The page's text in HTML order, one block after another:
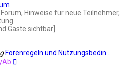
Hinweise für neue Teilnehmer,
Gäste sichtbar]
Forenregeln und Nutzungsbedin…